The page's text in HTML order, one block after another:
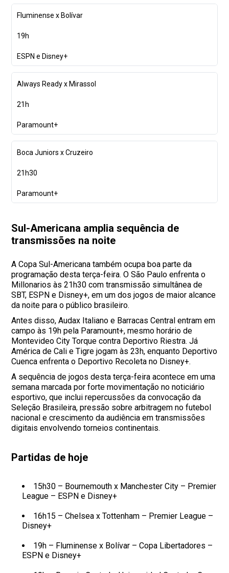
Fluminense x Bolívar
19h
ESPN e Disney+
Always Ready x Mirassol
21h
Paramount+
Boca Juniors x Cruzeiro
21h30
Paramount+
Sul-Americana amplia sequência de
transmissões na noite
A Copa Sul-Americana também ocupa boa parte da
programação desta terça-feira. O São Paulo enfrenta o
Millonarios às 21h30 com transmissão simultânea de
SBT, ESPN e Disney+, em um dos jogos de maior alcance
da noite para o público brasileiro.
Antes disso, Audax Italiano e Barracas Central entram em
campo às 19h pela Paramount+, mesmo horário de
Montevideo City Torque contra Deportivo Riestra. Já
América de Cali e Tigre jogam às 23h, enquanto Deportivo
Cuenca enfrenta o Deportivo Recoleta no Disney+.
A sequência de jogos desta terça-feira acontece em uma
semana marcada por forte movimentação no noticiário
esportivo, que inclui repercussões da convocação da
Seleção Brasileira, pressão sobre arbitragem no futebol
nacional e crescimento da audiência em transmissões
digitais envolvendo torneios continentais.
Partidas de hoje
15h30 – Bournemouth x Manchester City – Premier
League – ESPN e Disney+
16h15 – Chelsea x Tottenham – Premier League –
Disney+
19h – Fluminense x Bolívar – Copa Libertadores –
ESPN e Disney+